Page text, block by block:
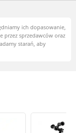
ich dopasowanie,
przez sprzedawców oraz
starań, aby